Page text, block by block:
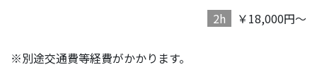
2h
￥18,000円～
※別途交通費等経費がかかります。